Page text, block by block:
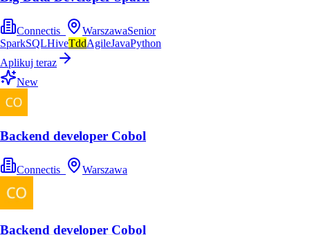
Connectis_ WarszawaSenior
SparkSQLHiveTddAgileJavaPython
Aplikuj teraz
New
Backend developer Cobol
Connectis_ Warszawa
Backend developer Cobol